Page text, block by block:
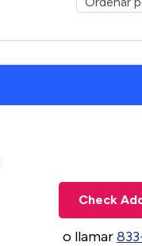
Check
o llamar